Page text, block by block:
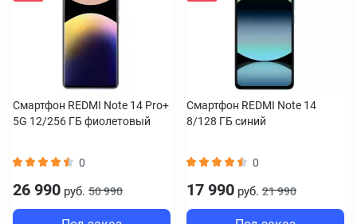
Смартфон REDMI Note 14 Pro+
5G 12/256 ГБ фиолетовый
0
26 990 руб. 50 990
Смартфон REDMI Note 14
8/128 ГБ синий
0
17 990 руб. 21 990